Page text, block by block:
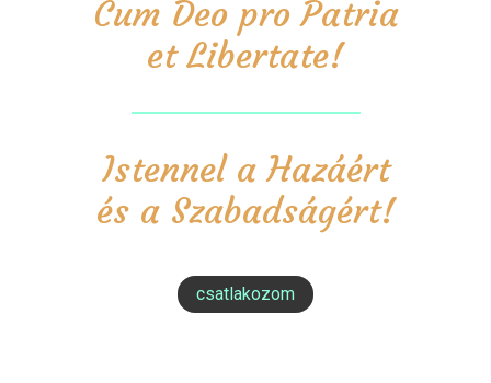
Cum Deo pro Patria
et Libertate!
Istennel a Hazáért
és a Szabadságért!
csatlakozom